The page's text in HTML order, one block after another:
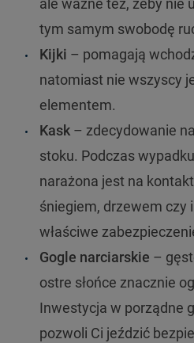
ale ważne też, żeby nie
tym samym swobodę
Kijki – pomagają
natomiast nie wszyscy
elementem.
Kask – zdecydowanie
stoku. Podczas
narażona jest na
śniegiem, drzewem czy
właściwe
Gogle narciarskie –
ostre słońce znacznie
Inwestycja w porządne
pozwoli Ci jeździć